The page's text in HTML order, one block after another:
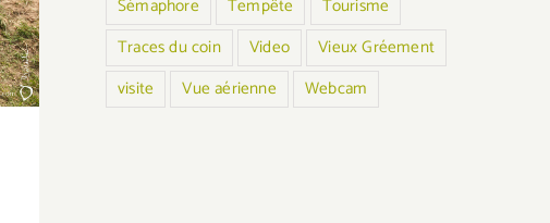
Sémaphore
Tempête
Tourisme
Traces du coin
Video
Vieux Gréement
visite
Vue aérienne Webcam